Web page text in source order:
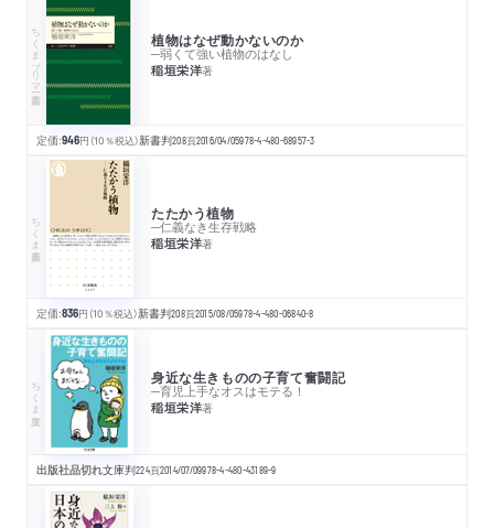
ちくまプリマー新書 植物はなぜ動かないのか
─弱くて強い植物のはなし
稲垣栄洋著
定価:946円 （10％税込）新書判208頁2016/04/05978-4-480-68957-3
ちくま新書 たたかう植物
─仁義なき生存戦略
稲垣栄洋著
定価:836円 （10％税込）新書判208頁2015/08/05978-4-480-06840-8
ちくま文庫 身近な生きものの子育て奮闘記
─育児上手なオスはモテる！
稲垣栄洋著
出版社品切れ文庫判224頁2014/07/09978-4-480-43189-9